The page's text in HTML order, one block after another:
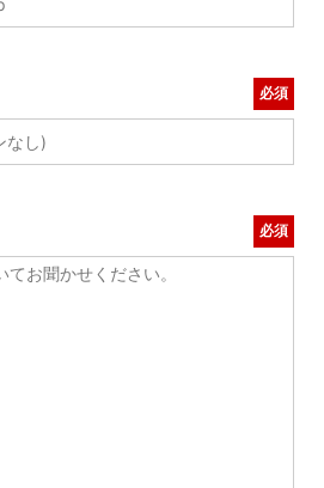
必須
必須